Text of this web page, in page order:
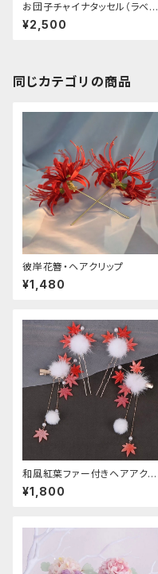
お団子チャイナタッセル（ラベン
ダー:パンクチャイナ
¥2,500
同じカテゴリの商品
彼岸花簪・ヘアクリップ
¥1,480
和風紅葉ファー付きヘアアクセ
サリー
¥1,800